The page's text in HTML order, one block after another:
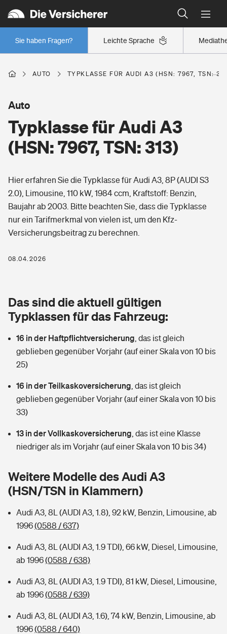
Leichte Sprache
Sie haben Fragen?
Wer versichert was: Jetzt Versicherer finden
Regionalklassen: So ist Ihre Region eingestuft
Wer versichert was: Jetzt Versicherer finden
Berufsunfähigkeitsversicherung
Erwerbsunfähigkeitsversicherung
Grundfähigkeitsversicherung
Arbeitsrechtsschutz
Berufshaftpflichtversicherung
Zur Übersicht
Tools
Wer versichert was: Jetzt Versicherer finden
Sie haben Fragen?
Wohnen
Glasversicherung
Mietkautionsversicherung
Restkreditversicherung
Zur Übersicht
Tools
Hochwasser-Check: Wie gefährdet ist Ihr Haus?
Sie haben Fragen?
Freizeit
Pri­vate Haft­pflicht­
Kinderunfall­ver­si­che­rung
Kinderinvalidität
Hundehalter-Haftpflicht
Handyversicherung
Private Cyberversicherung
Zur Übersicht
Kinderunfall-Check: Mehr Sicherheit für deine Kids
Typklassen: So ist Ihr Auto eingestuft
Gesundheit
Private Krankenversicherung
Dread-Disease-Versicherung
Tierkrankenversicherung
Zur Übersicht
Tools
Wer versichert was: Jetzt Versicherer finden
Rentenrechner: Wie viel Geld bekomme ich im Alter?
AUTO TYPKLASSE FÜR AUDI A3 (HSN: 7967, TSN:
Typklasse für Audi A3
(HSN: 7967, TSN: 313)
Auto
Hier erfahren Sie die Typklasse für Audi A3, 8P (AUDI S3
2.0), Limousine, 110 kW, 1984 ccm, Kraftstoff: Benzin,
Baujahr ab 2003. Bitte beachten Sie, dass die Typklasse
nur ein Tarifmerkmal von vielen ist, um den Kfz-
Versicherungsbeitrag zu berechnen.
08.04.2026
Das sind die aktuell gültigen
Typklassen für das Fahrzeug:
16 in der Haftpflichtversicherung das ist gleich
geblieben gegenüber Vorjahr (auf einer Skala von 10 bis
25)
16 in der Teilkaskoversicherung das ist gleich
geblieben gegenüber Vorjahr (auf einer Skala von 10 bis
33)
13 in der Vollkaskoversicherung das ist eine Klasse
niedriger als im Vorjahr (auf einer Skala von 10 bis 34)
Weitere Modelle des Audi A3
(HSN/TSN in Klammern)
Audi A3, 8L (AUDI A3, 1.8), 92 kW, Benzin, Limousine, ab
1996(0588 / 637)
Audi A3, 8L (AUDI A3, 1.9 TDI), 66 kW, Diesel, Limousine,
ab 1996(0588 / 638)
Audi A3, 8L (AUDI A3, 1.9 TDI), 81 kW, Diesel, Limousine,
ab 1996(0588 / 639)
Audi A3, 8L (AUDI A3, 1.6), 74 kW, Benzin, Limousine, ab
1996(0588 / 640)